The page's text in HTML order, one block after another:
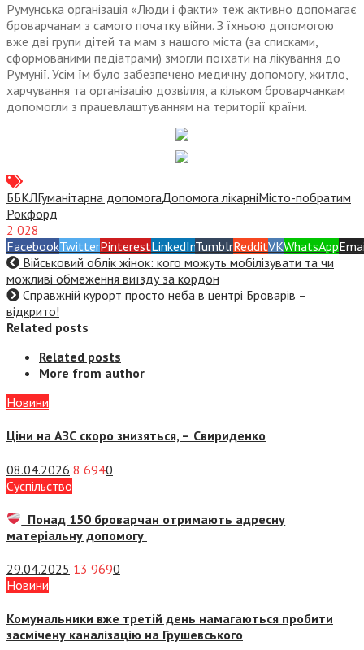
Румунська організація «Люди і факти» теж активно допомагає
броварчанам з самого початку війни. З їхньою допомогою
вже дві групи дітей та мам з нашого міста (за списками,
сформованими педіатрами) змогли поїхати на лікування до
Румунії. Усім їм було забезпечено медичну допомогу, житло,
харчування та організацію дозвілля, а кільком броварчанкам
допомогли з працевлаштуванням на території країни.
ББКЛГуманітарна допомогаДопомога лікарніМісто-побратим
Рокфорд
2 028
FacebookTwitterPinterestLinkedInTumblrRedditVKWhatsApp
Військовий облік жінок: кого можуть мобілізувати та чи
можливі обмеження виїзду за кордон
Справжній курорт просто неба в центрі Броварів –
відкрито!
Related posts
Related posts
More from author
Новини
Ціни на АЗС скоро знизяться, – Свириденко
08.04.2026 8 6940
Суспiльство
Понад 150 броварчан отримають адресну
матеріальну допомогу
29.04.2025 13 9690
Новини
Комунальники вже третій день намагаються пробити
засмічену каналізацію на Грушевського